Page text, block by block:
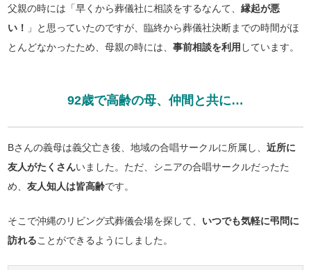
父親の時には「早くから葬儀社に相談をするなんて、縁起が悪
い！
」と思っていたのですが、臨終から葬儀社決断までの時間がほ
とんどなかったため、母親の時には、事前相談を利用 しています。
92歳で高齢の母、仲間と共に…
Bさんの義母は義父亡き後、地域の合唱サークルに所属し、近所に
友人がたくさんいました。ただ、シニアの合唱サークルだったた
め、友人知人は皆高齢です。
そこで沖縄のリビング式葬儀会場を探して、 いつでも気軽に弔問に
訪れることができるようにしました。